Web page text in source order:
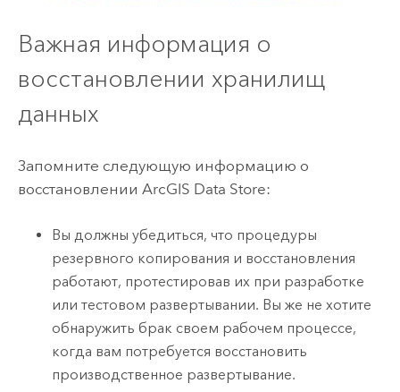
Важная информация о
восстановлении хранилищ
данных
Запомните следующую информацию о
восстановлении ArcGIS Data Store:
Вы должны убедиться, что процедуры
резервного копирования и восстановления
работают, протестировав их при разработке
или тестовом развертывании. Вы же не хотите
обнаружить брак своем рабочем процессе,
когда вам потребуется восстановить
производственное развертывание.